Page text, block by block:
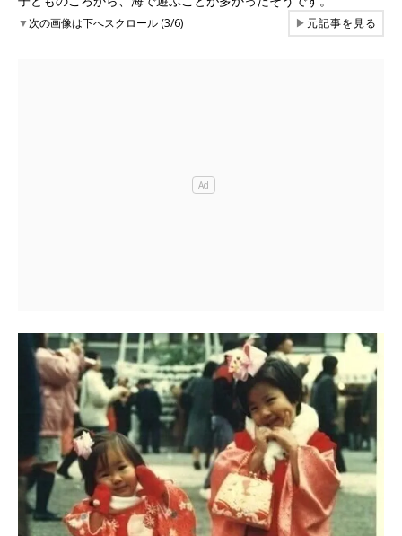
▼次の画像は下へスクロール (3/6) ▶元記事を見る